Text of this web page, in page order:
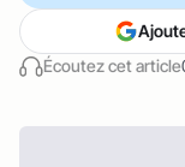
Écoutez cet article